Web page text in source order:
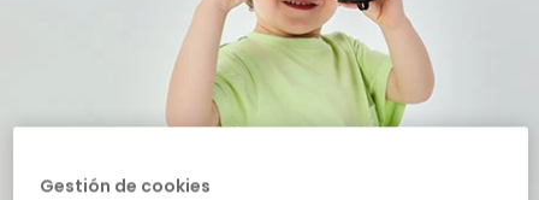
Gestión de cookies